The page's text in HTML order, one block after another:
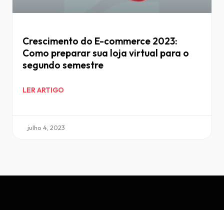
Crescimento do E-commerce 2023:
Como preparar sua loja virtual para o
segundo semestre
LER ARTIGO
julho 4, 2023